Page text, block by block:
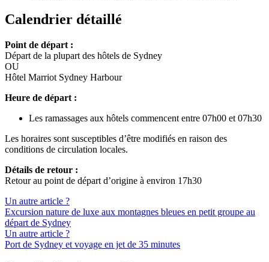
Calendrier détaillé
Point de départ :
Départ de la plupart des hôtels de Sydney
OU
Hôtel Marriot Sydney Harbour
Heure de départ :
Les ramassages aux hôtels commencent entre 07h00 et 07h30
Les horaires sont susceptibles d’être modifiés en raison des
conditions de circulation locales.
Détails de retour :
Retour au point de départ d’origine à environ 17h30
Un autre article ?
Excursion nature de luxe aux montagnes bleues en petit groupe au
départ de Sydney
Un autre article ?
Port de Sydney et voyage en jet de 35 minutes